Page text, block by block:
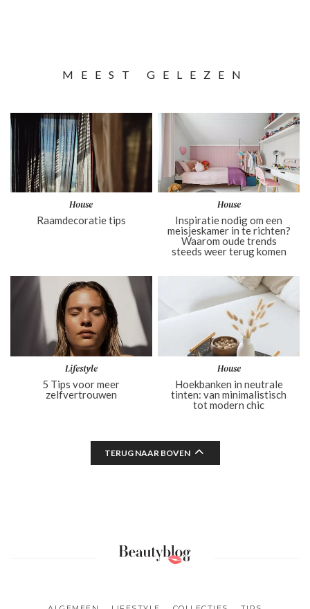
MEEST GELEZEN
House
Raamdecoratie tips
House
Inspiratie nodig om een
meisjeskamer in te richten?
Waarom oude trends
steeds weer terug komen
Lifestyle
5 Tips voor meer
zelfvertrouwen
House
Hoekbanken in neutrale
tinten: van minimalistisch
tot modern chic
TERUG NAAR BOVEN